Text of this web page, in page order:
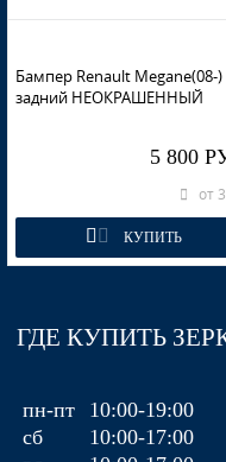
Бампер Renault Megane(08-)
задний НЕОКРАШЕННЫЙ
5 800
от
КУПИТЬ
ГДЕ КУПИТЬ
пн-пт 10:00-19:00
сб
10:00-17:00